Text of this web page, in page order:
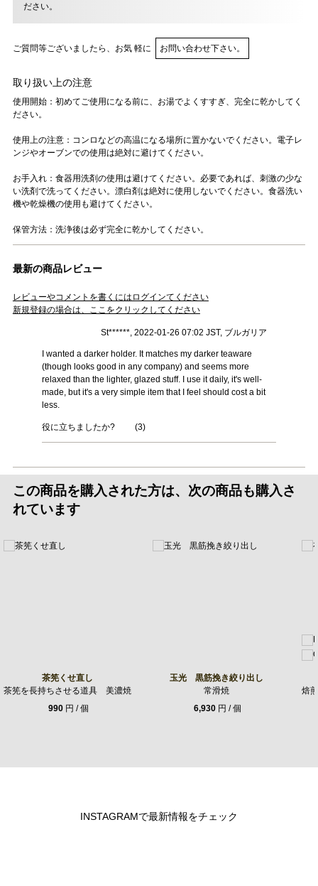
ださい。
ご質問等ございましたら、お気 軽に お問い合わせ下さい。
取り扱い上の注意
使用開始：初めてご使用になる前に、お湯でよくすすぎ、完全に乾かしてく
ださい。
使用上の注意：コンロなどの高温になる場所に置かないでください。電子レ
ンジやオーブンでの使用は絶対に避けてください。
お手入れ：食器用洗剤の使用は避けてください。必要であれば、刺激の少な
い洗剤で洗ってください。漂白剤は絶対に使用しないでください。食器洗い
機や乾燥機の使用も避けてください。
保管方法：洗浄後は必ず完全に乾かしてください。
最新の商品レビュー
レビューやコメントを書くにはログインてください
新規登録の場合は、ここをクリックしてください
St******, 2022-01-26 07:02 JST, ブルガリア
I wanted a darker holder. It matches my darker teaware
(though looks good in any company) and seems more
relaxed than the lighter, glazed stuff. I use it daily, it's well-
made, but it's a very simple item that I feel should cost a bit
less.
役に立ちましたか? (3)
この商品を購入された方は、次の商品も購入さ
れています
茶筅くせ直し
茶筅を長持ちさせる道具 美濃焼
990円 / 個
玉光 黒筋挽き絞り出し
常滑焼
6,930円 / 個
焙
INSTAGRAMで最新情報をチェック